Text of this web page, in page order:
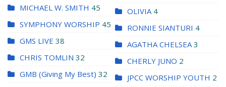
MICHAEL W. SMITH 45
SYMPHONY WORSHIP 45
GMS LIVE 38
CHRIS TOMLIN 32
GMB (Giving My Best) 32
OLIVIA 4
RONNIE SIANTURI 4
AGATHA CHELSEA 3
CHERLY JUNO 2
JPCC WORSHIP YOUTH 2